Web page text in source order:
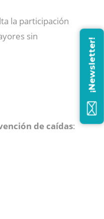
la participación
sin
de caídas:
¡Newsletter!